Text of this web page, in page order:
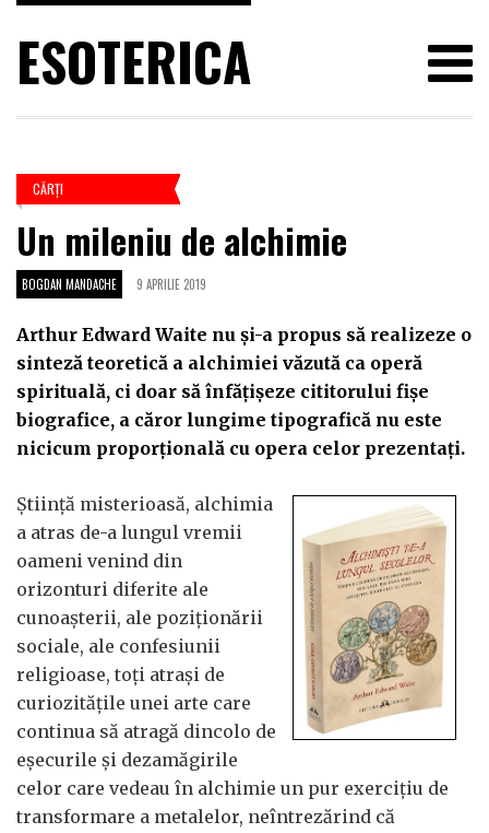
ESOTERICA
CĂRŢI
Un mileniu de alchimie
BOGDAN MANDACHE 9 APRILIE 2019
Arthur Edward Waite nu și-a propus să realizeze o
sinteză teoretică a alchimiei văzută ca operă
spirituală, ci doar să înfățișeze cititorului fișe
biografice, a căror lungime tipografică nu este
nicicum proporțională cu opera celor prezentați.
Știință misterioasă, alchimia
a atras de-a lungul vremii
oameni venind din
orizonturi diferite ale
cunoașterii, ale poziționării
sociale, ale confesiunii
religioase, toți atrași de
curiozitățile unei arte care
continua să atragă dincolo de
eșecurile și dezamăgirile
celor care vedeau în alchimie un pur exercițiu de
transformare a metalelor, neîntrezărind că